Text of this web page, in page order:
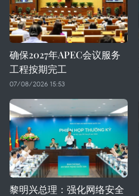
确保2027年APEC会议服务
工程按期完工
07/08/2026 15:53
黎明兴总理：强化网络安全